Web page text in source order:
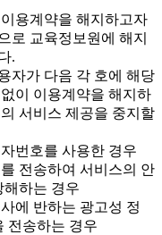
용계약을 해지하고자
로 교육정보원에 해지
.
자가 다음 각 호에 해당
이 이용계약을 해지하
서비스 제공을 중지할
번호를 사용한 경우
전송하여 서비스의 안
해하는 경우
에 반하는 광고성 정
전송하는 경우